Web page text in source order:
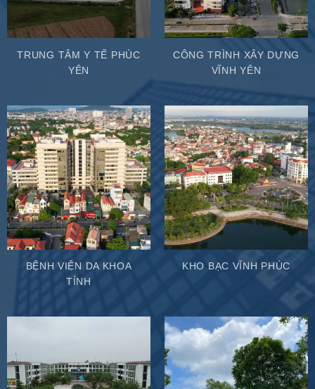
TRUNG TÂM Y TẾ PHÚC
YÊN
CÔNG TRÌNH XÂY DỰNG
VĨNH YÊN
BỆNH VIỆN DA KHOA
TỈNH
KHO BẠC VĨNH PHÚC